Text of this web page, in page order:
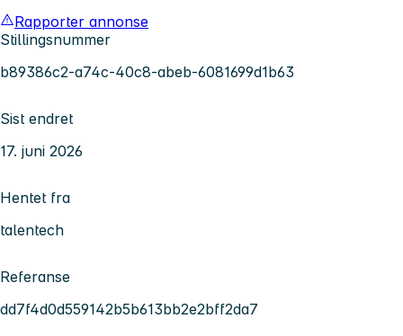
Rapporter annonse
Stillingsnummer
b89386c2-a74c-40c8-abeb-6081699d1b63
Sist endret
17. juni 2026
Hentet fra
talentech
Referanse
dd7f4d0d559142b5b613bb2e2bff2da7